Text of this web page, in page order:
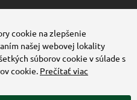
cookie na zlepšenie
našej webovej lokality
súborov cookie v súlade s
cookie. Prečítať viac